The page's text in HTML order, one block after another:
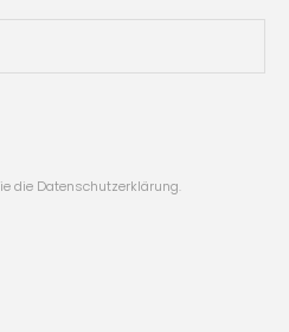
die Datenschutzerklärung.